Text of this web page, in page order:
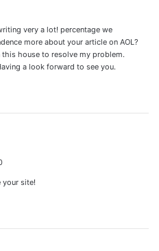
very a lot! percentage we
more about your article on AOL?
this house to resolve my problem.
a look forward to see you.
your site!